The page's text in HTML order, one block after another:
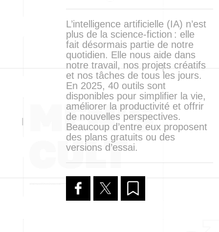
L’intelligence artificielle (IA) n’est
plus de la science-fiction : elle
fait désormais partie de notre
quotidien. Elle nous aide dans
notre travail, nos projets créatifs
et nos tâches de tous les jours.
En 2025, 40 outils sont
disponibles pour simplifier la vie,
améliorer la productivité et offrir
de nouvelles perspectives.
Beaucoup d’entre eux proposent
des plans gratuits ou des
versions d’essai.